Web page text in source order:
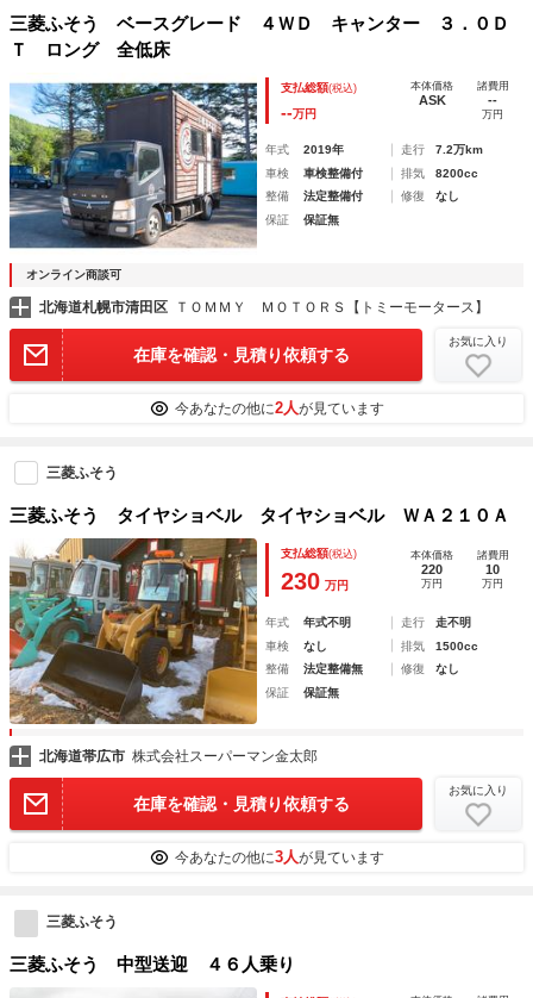
三菱ふそう ベースグレード ４ＷＤ キャンター ３．０Ｄ
Ｔ ロング 全低床
支払総額(税込)
--万円
本体価格
ASK
諸費用
--
万円
年式 2019年 走行
7.2万km
車検
車検整備付 排気
8200cc
整備
法定整備付 修復
なし
保証
保証無
オンライン商談可
北海道札幌市清田区 ＴＯＭＭＹ ＭＯＴＯＲＳ【トミーモータース】
在庫を確認・見積り依頼する
お気に入り
今あなたの他に2人が見ています
三菱ふそう
三菱ふそう タイヤショベル タイヤショベル ＷＡ２１０Ａ
支払総額(税込)
230 万円
本体価格
220
万円
諸費用
10
万円
年式 年式不明 走行
走不明
車検
なし 排気
1500cc
整備
法定整備無 修復
なし
保証
保証無
北海道帯広市 株式会社スーパーマン金太郎
在庫を確認・見積り依頼する
お気に入り
今あなたの他に3人が見ています
三菱ふそう
三菱ふそう 中型送迎 ４６人乗り